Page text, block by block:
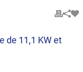
de 11,1 KW et